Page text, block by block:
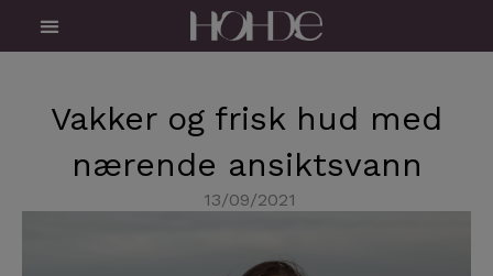
content
Menu
Vakker og frisk hud med
nærende ansiktsvann
13/09/2021